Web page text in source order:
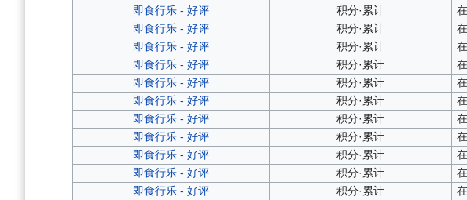
即食行乐 - 好评
积分·累计
即食行乐 - 好评
积分·累计
即食行乐 - 好评
积分·累计
即食行乐 - 好评
积分·累计
即食行乐 - 好评
积分·累计
即食行乐 - 好评
积分·累计
即食行乐 - 好评
积分·累计
即食行乐 - 好评
积分·累计
即食行乐 - 好评
积分·累计
即食行乐 - 好评
积分·累计
即食行乐 - 好评
积分·累计